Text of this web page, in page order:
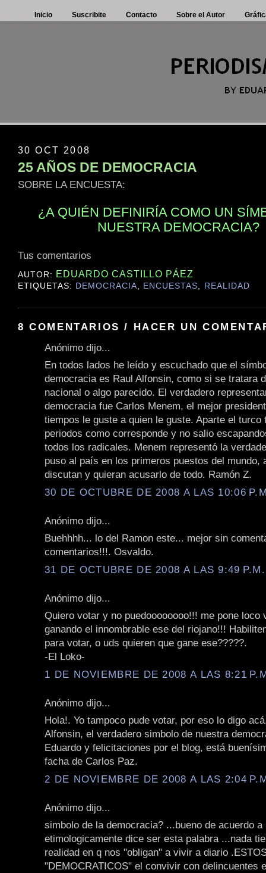
Inicio Suscribite Contacto Sobre el Autor
30 OCT 2008
25 AÑOS DE DEMOCRACIA
SOBRE LA ENCUESTA:
¿A QUIÉN DEFINIRÍA COMO UN
NUESTRA DEMOCRACIA?
Tus comentarios
AUTOR: EDUARDO CASTILLO PÁEZ
ETIQUETAS: DEMOCRACIA, ENCUESTAS, REALIDAD
8 COMENTARIOS / HACER UN
Anónimo dijo...
En todos lados he leído y escuchado que el
democracia es Raul Alfonsin, como si se tratara
nacional o algo parecido. El verdadero
democracia fue Carlos Menem, el mejor
tiempos le guste a quien le guste. Aparte el turco
periodos como corresponde y no salio
todos los radicales. Menem representó la
puso al país en los primeros puestos del mundo,
discutan y quieran acusarlo de todo. Ramón Z.
30 DE OCTUBRE DE 2008 A LAS 10:06
Anónimo dijo...
Buehhhh... lo del Ramon este... mejor sin
comentarios!!!. Osvaldo.
31 DE OCTUBRE DE 2008 A LAS 9:49 P.M.
Anónimo dijo...
Quiero votar y no puedoooooooo!!! me pone loco
ganando el innombrable ese del riojano!!!
para votar, o uds quieren que gane ese?????.
-El Loko-
1 DE NOVIEMBRE DE 2008 A LAS 8:21
Anónimo dijo...
Hola!. Yo tampoco pude votar, por eso lo digo
Alfonsin, el verdadero simbolo de nuestra
Eduardo y felicitaciones por el blog, está
facha de Carlos Paz.
2 DE NOVIEMBRE DE 2008 A LAS 2:04
Anónimo dijo...
simbolo de la democracia? ...bueno de acuerdo a
etimologicamente dice ser esta palabra ...nada
realidad en q nos "obligan" a vivir a diario
"DEMOCRATICOS" el convivir con delincuentes